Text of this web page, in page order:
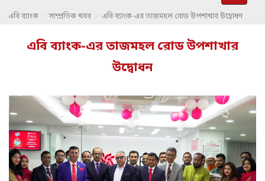
এবি ব্যাংক সাম্প্রতিক খবর এবি ব্যাংক-এর তাজমহল রোড উপশাখার উদ্বোধন
এবি ব্যাংক-এর তাজমহল রোড উপশাখার
উদ্বোধন